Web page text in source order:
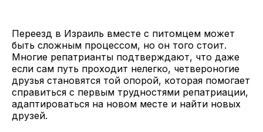
Переезд в Израиль вместе с питомцем может
быть сложным процессом, но он того стоит.
Многие репатрианты подтверждают, что даже
если сам путь проходит нелегко, четвероногие
друзья становятся той опорой, которая помогает
справиться с первым трудностями репатриации,
адаптироваться на новом месте и найти новых
друзей.